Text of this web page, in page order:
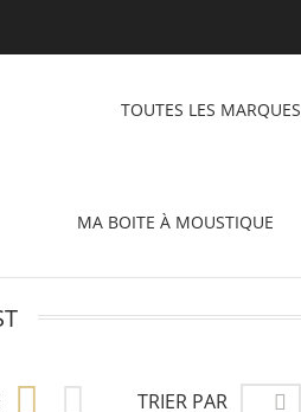
TOUTES LES MARQUES
MA BOITE À MOUSTIQUE
  TRIER PAR 